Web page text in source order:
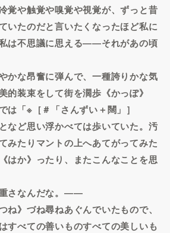
覚や触覚や嗅覚や視覚が、ずっと昔
いたのだと言いたくなったほど私に
は不思議に思える――それがあの頃
かな昂奮に弾んで、一種誇りかな気
的装束をして街を濶歩《かっぽ》
は「※［＃「さんずい＋闊」］
など思い浮かべては歩いていた。汚
みたりマントの上へあてがってみた
はか》ったり、またこんなことを思
さなんだな。――
》づね尋ねあぐんでいたもので、
すべての善いものすべての美しいも